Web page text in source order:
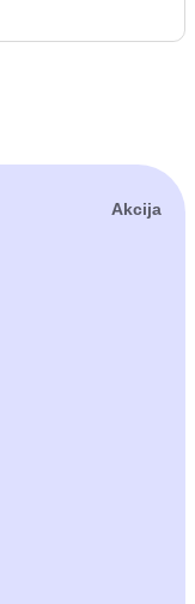
Akcija